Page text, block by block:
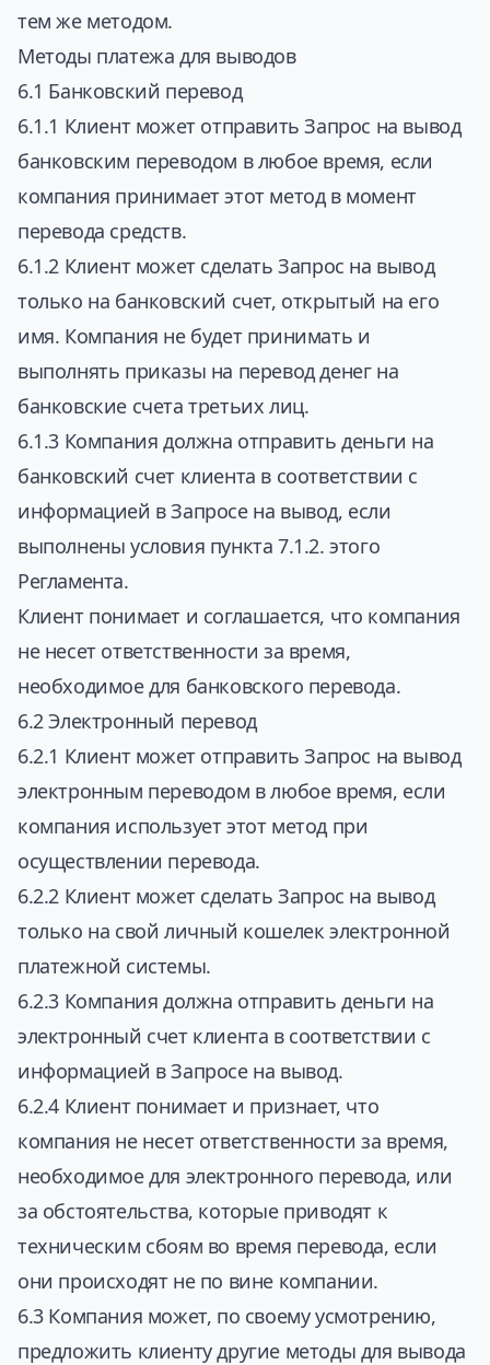
тем же методом.
Методы платежа для выводов
6.1 Банковский перевод
6.1.1 Клиент может отправить Запрос на вывод
банковским переводом в любое время, если
компания принимает этот метод в момент
перевода средств.
6.1.2 Клиент может сделать Запрос на вывод
только на банковский счет, открытый на его
имя. Компания не будет принимать и
выполнять приказы на перевод денег на
банковские счета третьих лиц.
6.1.3 Компания должна отправить деньги на
банковский счет клиента в соответствии с
информацией в Запросе на вывод, если
выполнены условия пункта 7.1.2. этого
Регламента.
Клиент понимает и соглашается, что компания
не несет ответственности за время,
необходимое для банковского перевода.
6.2 Электронный перевод
6.2.1 Клиент может отправить Запрос на вывод
электронным переводом в любое время, если
компания использует этот метод при
осуществлении перевода.
6.2.2 Клиент может сделать Запрос на вывод
только на свой личный кошелек электронной
платежной системы.
6.2.3 Компания должна отправить деньги на
электронный счет клиента в соответствии с
информацией в Запросе на вывод.
6.2.4 Клиент понимает и признает, что
компания не несет ответственности за время,
необходимое для электронного перевода, или
за обстоятельства, которые приводят к
техническим сбоям во время перевода, если
они происходят не по вине компании.
6.3 Компания может, по своему усмотрению,
предложить клиенту другие методы для вывода